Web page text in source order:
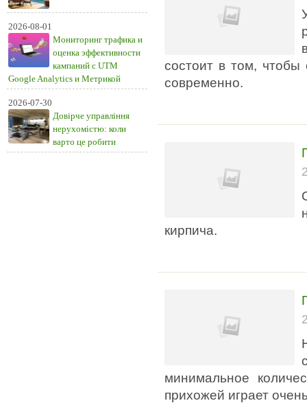
2026-08-01
Мониторинг трафика и
оценка эффективности
кампаний с UTM
Google Analytics и Метрикой
2026-07-30
Довірче управління
нерухомістю: коли
варто це робити
состоит в том, чтобы
современно.
кирпича.
минимальное
прихожей играет